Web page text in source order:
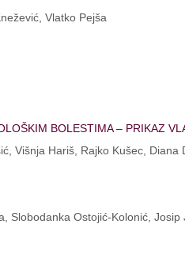
Vlatko Pejša
BOLESTIMA – PRIKAZ
Višnja Hariš, Rajko Kušec, Diana
Slobodanka Ostojić-Kolonić, Josip